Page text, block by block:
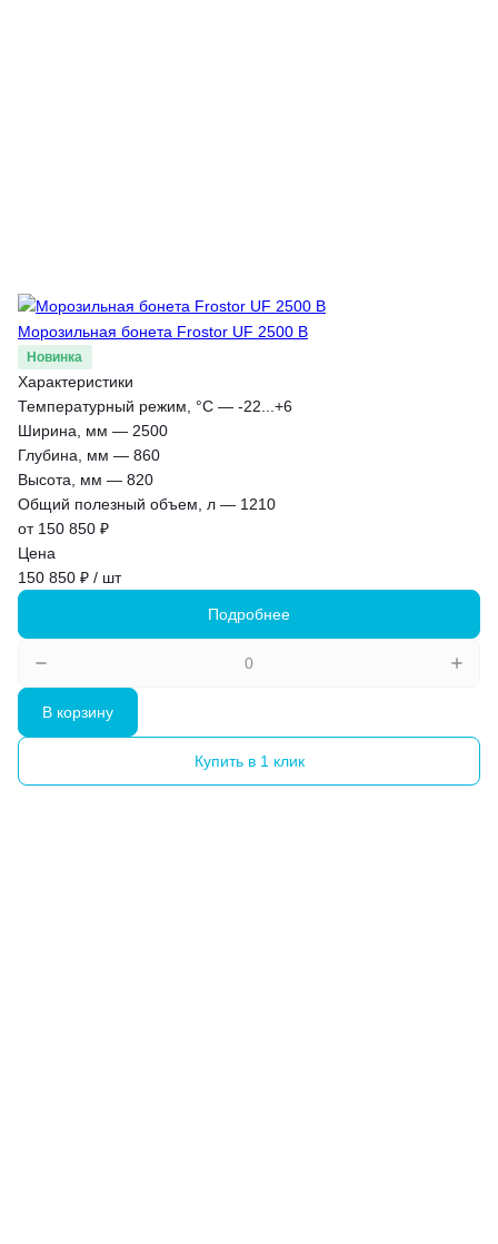
Морозильная бонета Frostor UF 2500 B
Новинка
Характеристики
Температурный режим, °С — -22...+6
Ширина, мм — 2500
Глубина, мм — 860
Высота, мм — 820
Общий полезный объем, л — 1210
от 150 850 ₽
Цена
150 850 ₽ / шт
Подробнее
В корзину
Купить в 1 клик